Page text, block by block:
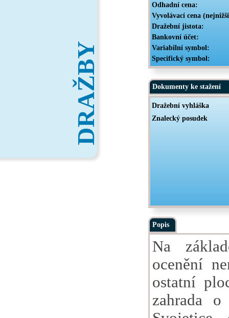
DRAŽBY
Odhadní cena:
Vyvolávací cena
Dražební jistota:
Bankovní účet:
Variabilní symbol:
Specifický symbol:
Dokumenty ke stažení
Dražební vyhláška
Znalecký posudek
Popis
Na
ocenění
ostatní
zahrada